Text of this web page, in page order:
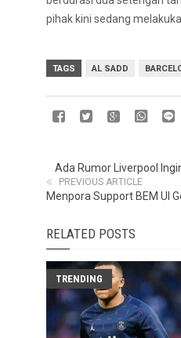
pihak kini sedang
TAGS AL SADD
Ada Rumor Liverpool
PREVIOUS ARTICLE
Menpora Support BEM UI
RELATED POSTS
TRENDING